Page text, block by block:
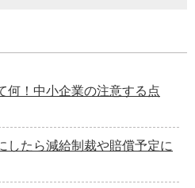
何！中小企業の注意する点
したら減給制裁や賠償予定に